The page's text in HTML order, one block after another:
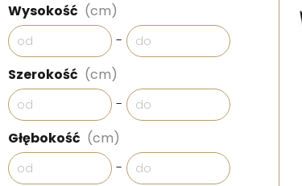
Wysokość (cm)
-
Szerokość (cm)
-
Głębokość (cm)
-